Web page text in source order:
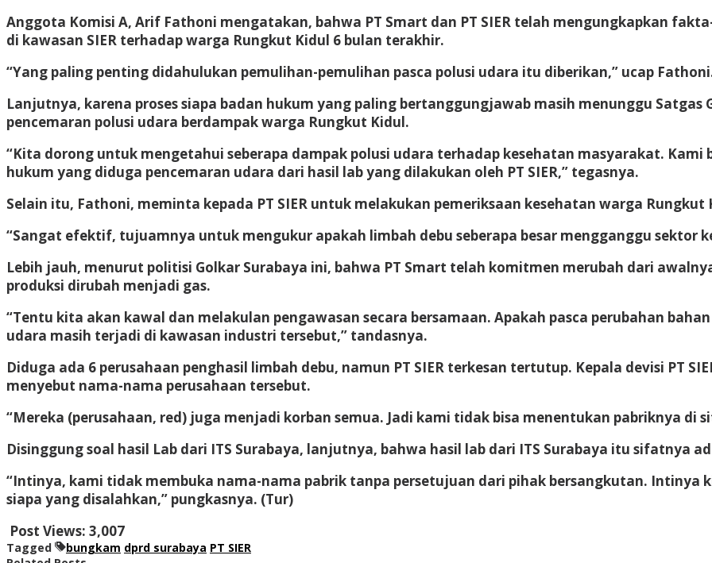
Anggota Komisi A, Arif Fathoni mengatakan, bahwa PT Smart dan PT SIER telah mengungkapkan
di kawasan SIER terhadap warga Rungkut Kidul 6 bulan terakhir.
“Yang paling penting didahulukan pemulihan-pemulihan pasca polusi udara itu diberikan,” ucap
Lanjutnya, karena proses siapa badan hukum yang paling bertanggungjawab masih menunggu
pencemaran polusi udara berdampak warga Rungkut Kidul.
“Kita dorong untuk mengetahui seberapa dampak polusi udara terhadap kesehatan masyarakat. Kami
hukum yang diduga pencemaran udara dari hasil lab yang dilakukan oleh PT SIER,” tegasnya.
Selain itu, Fathoni, meminta kepada PT SIER untuk melakukan pemeriksaan kesehatan warga Rungkut
“Sangat efektif, tujuamnya untuk mengukur apakah limbah debu seberapa besar mengganggu sektor
Lebih jauh, menurut politisi Golkar Surabaya ini, bahwa PT Smart telah komitmen merubah dari
produksi dirubah menjadi gas.
“Tentu kita akan kawal dan melakulan pengawasan secara bersamaan. Apakah pasca perubahan
udara masih terjadi di kawasan industri tersebut,” tandasnya.
Diduga ada 6 perusahaan penghasil limbah debu, namun PT SIER terkesan tertutup. Kepala devisi PT
menyebut nama-nama perusahaan tersebut.
“Mereka (perusahaan, red) juga menjadi korban semua. Jadi kami tidak bisa menentukan pabriknya di
Disinggung soal hasil Lab dari ITS Surabaya, lanjutnya, bahwa hasil lab dari ITS Surabaya itu sifatnya
“Intinya, kami tidak membuka nama-nama pabrik tanpa persetujuan dari pihak bersangkutan. Intinya
siapa yang disalahkan,” pungkasnya. (Tur)
Post Views: 3,007
Tagged bungkam dprd surabaya PT SIER